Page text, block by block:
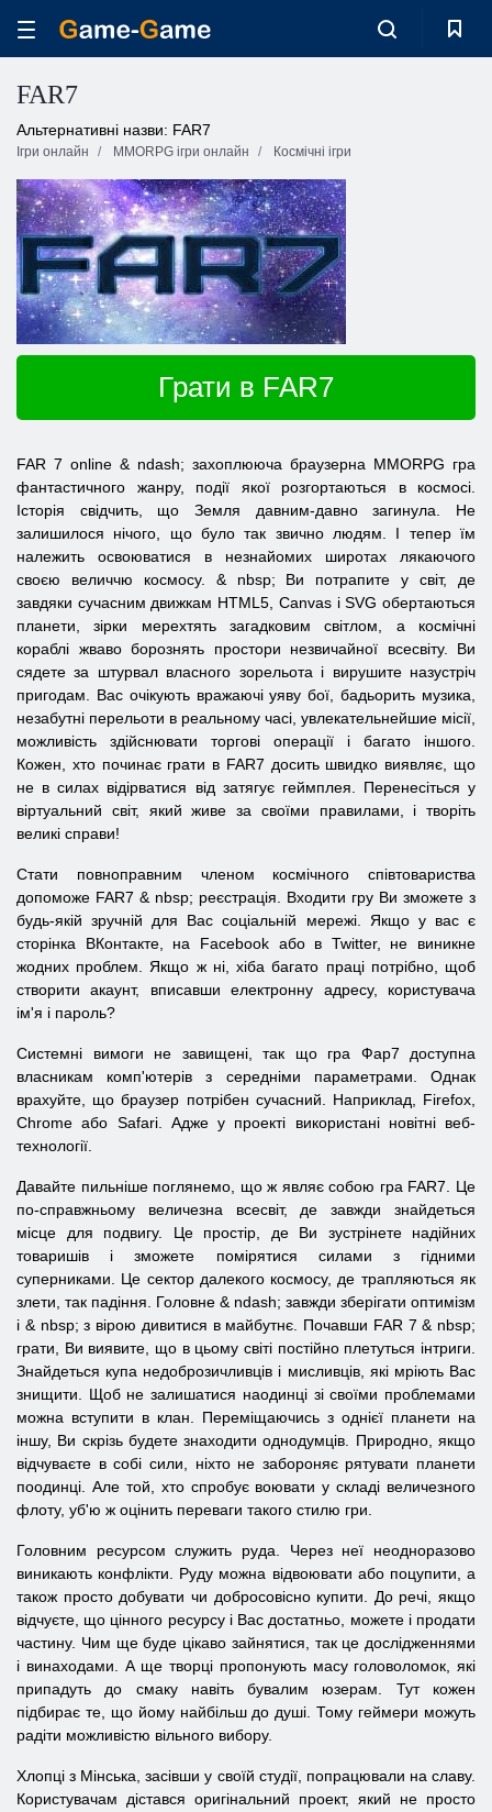
FAR7
Альтернативні назви: FAR7
Ігри онлайн MMORPG ігри онлайн Космічні ігри
Грати в FAR7
FAR 7 online & ndash; захоплююча браузерна MMORPG гра
фантастичного жанру, події якої розгортаються в космосі.
Історія свідчить, що Земля давним-давно загинула. Не
залишилося нічого, що було так звично людям. І тепер їм
належить освоюватися в незнайомих широтах лякаючого
своєю величчю космосу. & nbsp; Ви потрапите у світ, де
завдяки сучасним движкам HTML5, Canvas і SVG обертаються
планети, зірки мерехтять загадковим світлом, а космічні
кораблі жваво борознять простори незвичайної всесвіту. Ви
сядете за штурвал власного зорельота і вирушите назустріч
пригодам. Вас очікують вражаючі уяву бої, бадьорить музика,
незабутні перельоти в реальному часі, увлекательнейшие місії,
можливість здійснювати торгові операції і багато іншого.
Кожен, хто починає грати в FAR7 досить швидко виявляє, що
не в силах відірватися від затягує геймплея. Перенесіться у
віртуальний світ, який живе за своїми правилами, і творіть
великі справи!
Стати повноправним членом космічного співтовариства
допоможе FAR7 & nbsp; реєстрація. Входити гру Ви зможете з
будь-якій зручній для Вас соціальній мережі. Якщо у вас є
сторінка ВКонтакте, на Facebook або в Twitter, не виникне
жодних проблем. Якщо ж ні, хіба багато праці потрібно, щоб
створити акаунт, вписавши електронну адресу, користувача
ім'я і пароль?
Системні вимоги не завищені, так що гра Фар7 доступна
власникам комп'ютерів з середніми параметрами. Однак
врахуйте, що браузер потрібен сучасний. Наприклад, Firefox,
Chrome або Safari. Адже у проекті використані новітні веб-
технології.
Давайте пильніше поглянемо, що ж являє собою гра FAR7. Це
по-справжньому величезна всесвіт, де завжди знайдеться
місце для подвигу. Це простір, де Ви зустрінете надійних
товаришів і зможете помірятися силами з гідними
суперниками. Це сектор далекого космосу, де трапляються як
злети, так падіння. Головне & ndash; завжди зберігати оптимізм
і & nbsp; з вірою дивитися в майбутнє. Почавши FAR 7 & nbsp;
грати, Ви виявите, що в цьому світі постійно плетуться інтриги.
Знайдеться купа недоброзичливців і мисливців, які мріють Вас
знищити. Щоб не залишатися наодинці зі своїми проблемами
можна вступити в клан. Переміщаючись з однієї планети на
іншу, Ви скрізь будете знаходити однодумців. Природно, якщо
відчуваєте в собі сили, ніхто не забороняє рятувати планети
поодинці. Але той, хто спробує воювати у складі величезного
флоту, уб'ю ж оцінить переваги такого стилю гри.
Головним ресурсом служить руда. Через неї неодноразово
виникають конфлікти. Руду можна відвоювати або поцупити, а
також просто добувати чи добросовісно купити. До речі, якщо
відчуєте, що цінного ресурсу і Вас достатньо, можете і продати
частину. Чим ще буде цікаво зайнятися, так це дослідженнями
і винаходами. А ще творці пропонують масу головоломок, які
припадуть до смаку навіть бувалим юзерам. Тут кожен
підбирає те, що йому найбільш до душі. Тому геймери можуть
радіти можливістю вільного вибору.
Хлопці з Мінська, засівши у своїй студії, попрацювали на славу.
Користувачам дістався оригінальний проект, який не просто